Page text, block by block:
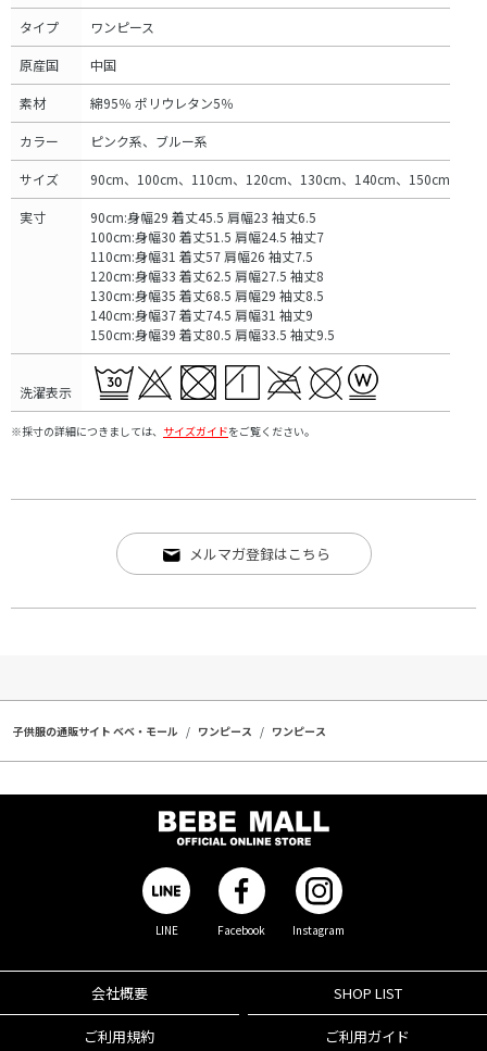
タイプ ワンピース
原産国 中国
素材 綿95％ ポリウレタン5％
カラー ピンク系、ブルー系
サイズ 90cm、100cm、110cm、120cm、130cm、140cm、150cm
実寸
90cm:身幅29 着丈45.5 肩幅23 袖丈6.5
100cm:身幅30 着丈51.5 肩幅24.5 袖丈7
110cm:身幅31 着丈57 肩幅26 袖丈7.5
120cm:身幅33 着丈62.5 肩幅27.5 袖丈8
130cm:身幅35 着丈68.5 肩幅29 袖丈8.5
140cm:身幅37 着丈74.5 肩幅31 袖丈9
150cm:身幅39 着丈80.5 肩幅33.5 袖丈9.5
洗濯表示
※採寸の詳細につきましては、 サイズガイドをご覧ください。
メルマガ登録はこちら
子供服の通販サイト ベベ・モール ワンピース ワンピース
LINE Facebook Instagram
会社概要 SHOP LIST
ご利用規約 ご利用ガイド